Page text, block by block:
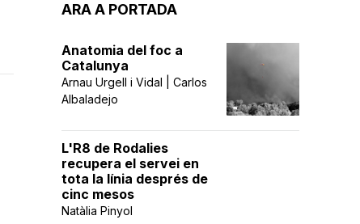
ARA A PORTADA
Anatomia del foc a
Catalunya
Arnau Urgell i Vidal | Carlos
Albaladejo
L'R8 de Rodalies
recupera el servei en
tota la línia després de
cinc mesos
Natàlia Pinyol